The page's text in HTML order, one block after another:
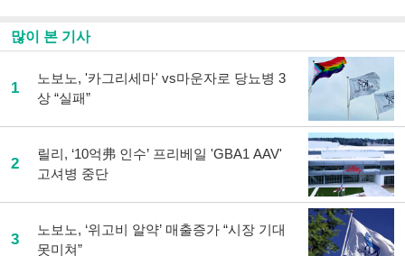
많이 본 기사
1
노보노, '카그리세마' vs마운자로 당뇨병 3
상 “실패”
2
릴리, ‘10억弗 인수’ 프리베일 'GBA1 AAV'
고셔병 중단
3
노보노, ‘위고비 알약’ 매출증가 “시장 기대
못미쳐”